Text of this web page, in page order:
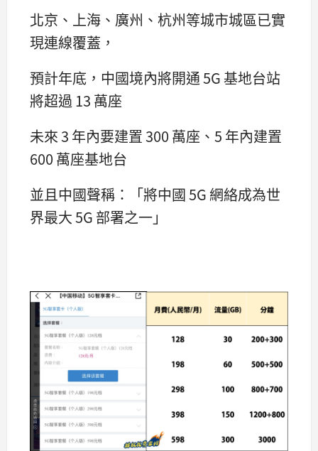
北京、上海、廣州、杭州等城市城區已實
現連線覆蓋，
預計年底，中國境內將開通 5G 基地台站
將超過 13 萬座
未來 3 年內要建置 300 萬座、5 年內建置
600 萬座基地台
並且中國聲稱：「將中國 5G 網絡成為世
界最大 5G 部署之一」